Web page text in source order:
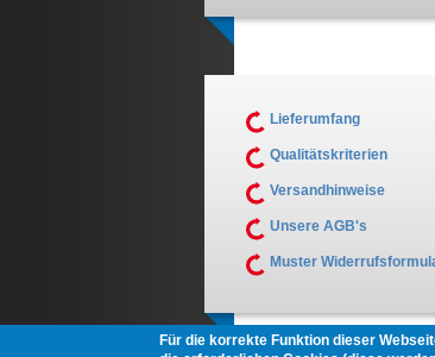
Lieferumfang
Qualitätskriterien
Versandhinweise
Unsere AGB's
Muster
Für die korrekte Funktion dieser